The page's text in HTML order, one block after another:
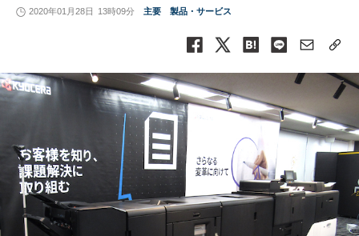
2020年01月28日 13時09分 主要 製品・サービス